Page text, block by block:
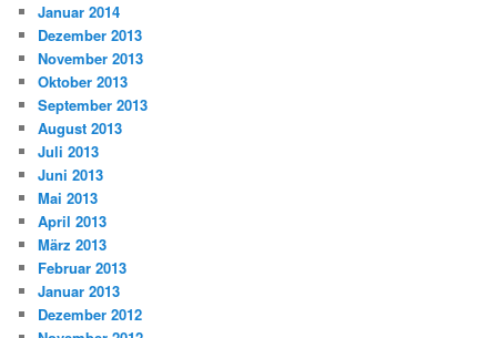
Januar 2014
Dezember 2013
November 2013
Oktober 2013
September 2013
August 2013
Juli 2013
Juni 2013
Mai 2013
April 2013
März 2013
Februar 2013
Januar 2013
Dezember 2012